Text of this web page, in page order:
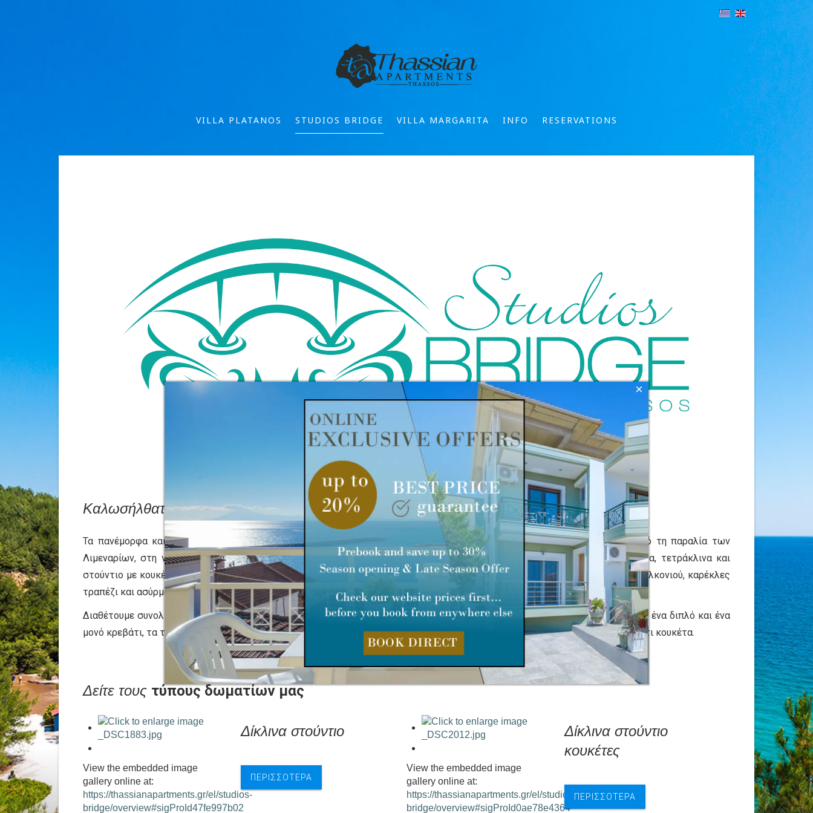
VILLA PLATANOS STUDIOS BRIDGE VILLA MARGARITA INFO RESERVATIONS
Καλωσήλθατε σταStudios Bridge
Τα πανέμορφα και ανακαινισμένα στούντιος μας βρίσκονται 100 μέτρα απο το κέντρο των Λιμενάριων και 50 μέτρα από τη παραλία των
Λιμεναρίων, στη νότια πλευρά της Θάσου. Σας προσφέρουμε άνετα και ευρύχωρα κλιματιζόμενα δωμάτια, δίκλινα, τρίκλινα, τετράκλινα και
στούντιο με κουκέτες, όλα τα στούντιο μας διαθέτουν το δικό τους μπαλκόνι και είναι εξοπλισμένα με κουζινάκι, έπιπλα μπαλκονιού, καρέκλες
τραπέζι και ασύρματο ίντερνετ.
Διαθέτουμε συνολικά 14 στούντιο σε δύο ορόφους. Τα δίκλινα στούντιο έχουν ένα διπλό κρεβάτι, τα τρίκλινα στούντιο έχουν ένα διπλό και ένα
μονό κρεβάτι, τα τετράκλινα στούντιο μας έχουν ένα διπλό κρεβάτι και δύο μονά, τέλος διαθέτουμε και δύο στούντιο με κρεβάτι κουκέτα.
Δείτε τους τύπους δωματίων μας
View the embedded image
gallery online at:
https://thassianapartments.gr/el/studios-
bridge/overview#sigProId47fe997b02
Δίκλινα στούντιο
ΠΕΡΙΣΣΌΤΕΡΑ
View the embedded image
gallery online at:
https://thassianapartments.gr/el/studios-
bridge/overview#sigProId0ae78e4364
Δίκλινα στούντιο
κουκέτες
ΠΕΡΙΣΣΌΤΕΡΑ
×